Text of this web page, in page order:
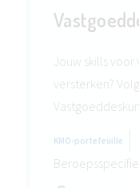
Jouw skills
versterken?
KMO-portefeuille